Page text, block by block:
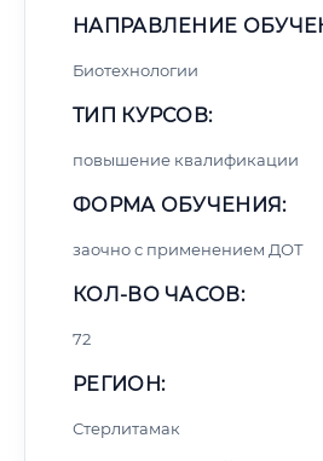
НАПРАВЛЕНИЕ
Биотехнологии
ТИП КУРСОВ:
повышение квалификации
ФОРМА ОБУЧЕНИЯ:
заочно с применением ДОТ
КОЛ-ВО ЧАСОВ:
72
РЕГИОН:
Стерлитамак